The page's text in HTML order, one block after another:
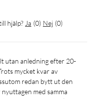
för att ge ett stadigt
förvara. Den stöder
hjälp? Ja (0) Nej (0)
mycket kvar av
redan bytt ut den
med samma